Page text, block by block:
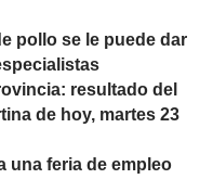
pollo se le puede dar
resultado del
de hoy, martes 23
una feria de empleo